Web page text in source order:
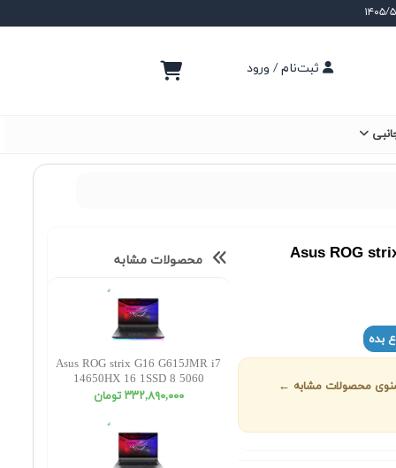
ثبت‌نام / ورود
Asus ROG
بده
منوی محصولات مشابه ←
محصولات مشابه
Asus ROG strix G16 G615JMR i7
14650HX 16 1SSD 8 5060
WUXGA
٣٣٢,٨٩٠,٠٠٠ تومان